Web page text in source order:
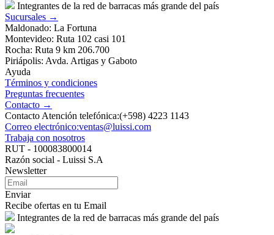
Integrantes de la red de barracas más grande del país
Sucursales →
Maldonado: La Fortuna
Montevideo: Ruta 102 casi 101
Rocha: Ruta 9 km 206.700
Piriápolis: Avda. Artigas y Gaboto
Ayuda
Términos y condiciones
Preguntas frecuentes
Contacto →
Contacto Atención telefónica:(+598) 4223 1143
Correo electrónico:ventas@luissi.com
Trabaja con nosotros
RUT - 100083800014
Razón social - Luissi S.A
Newsletter
Enviar
Recibe ofertas en tu Email
Integrantes de la red de barracas más grande del país